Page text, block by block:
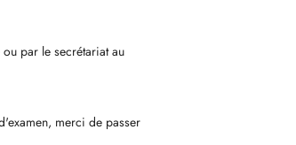
par le secrétariat au
merci de passer